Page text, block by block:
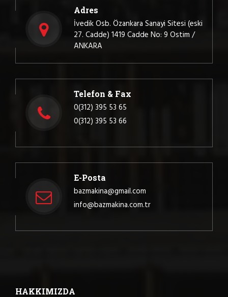
Adres
İvedik Osb. Özankara Sanayi Sitesi (eski
27. Cadde) 1419 Cadde No: 9 Ostim /
ANKARA
Telefon & Fax
0(312) 395 53 65
0(312) 395 53 66
E-Posta
bazmakina@gmail.com
info@bazmakina.com.tr
HAKKIMIZDA